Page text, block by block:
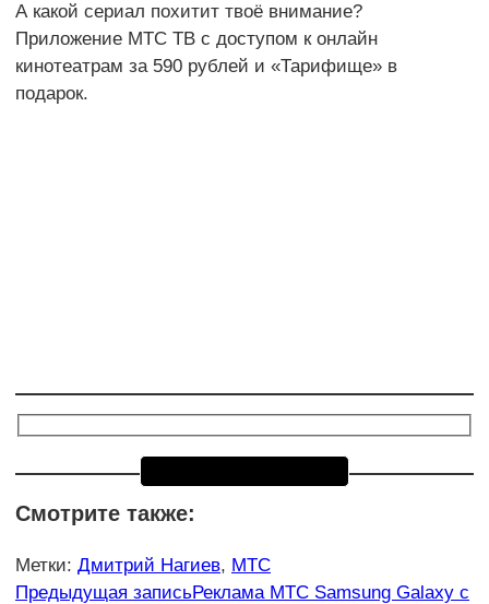
А какой сериал похитит твоё внимание?
Приложение МТС ТВ с доступом к онлайн
кинотеатрам за 590 рублей и «Тарифище» в
подарок.
Смотрите также:
Метки: Дмитрий Нагиев, МТС
Еще
Предыдущая записьРеклама МТС Samsung Galaxy с